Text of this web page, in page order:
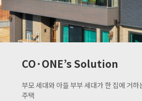
CO·ONE’s Solution
부모 세대와 아들 부부 세대가 한 집에 거하
주택